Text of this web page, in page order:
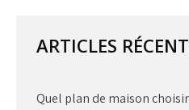
ARTICLES
Quel plan de maison